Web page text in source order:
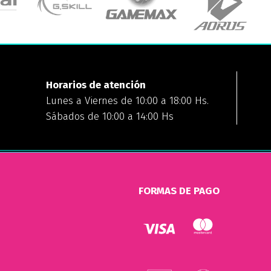
Horarios de atención
Lunes a Viernes de 10:00 a 18:00 Hs.
Sábados de 10:00 a 14:00 Hs
FORMAS DE PAGO